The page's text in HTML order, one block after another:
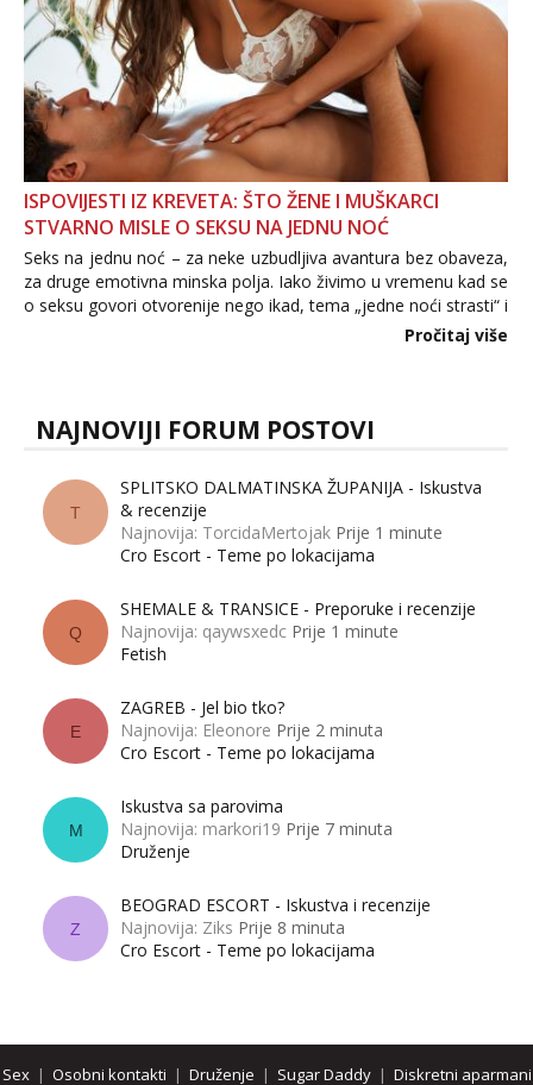
ISPOVIJESTI IZ KREVETA: ŠTO ŽENE I MUŠKARCI
STVARNO MISLE O SEKSU NA JEDNU NOĆ
Seks na jednu noć – za neke uzbudljiva avantura bez obaveza,
za druge emotivna minska polja. Iako živimo u vremenu kad se
o seksu govori otvorenije nego ikad, tema „jedne noći strasti“ i
dalje izaziva burne rasprave. Što zapravo misle žene, a što
Pročitaj više
NAJNOVIJI FORUM POSTOVI
T
SPLITSKO DALMATINSKA ŽUPANIJA - Iskustva
& recenzije
Najnovija: TorcidaMertojak Prije 1 minute
Cro Escort - Teme po lokacijama
Q
SHEMALE & TRANSICE - Preporuke i recenzije
Najnovija: qaywsxedc Prije 1 minute
Fetish
E
ZAGREB - Jel bio tko?
Najnovija: Eleonore Prije 2 minuta
Cro Escort - Teme po lokacijama
M
Iskustva sa parovima
Najnovija: markori19 Prije 7 minuta
Druženje
Z
BEOGRAD ESCORT - Iskustva i recenzije
Najnovija: Ziks Prije 8 minuta
Cro Escort - Teme po lokacijama
Sex| Osobni kontakti | Druženje | Sugar Daddy| Diskretni aparmani